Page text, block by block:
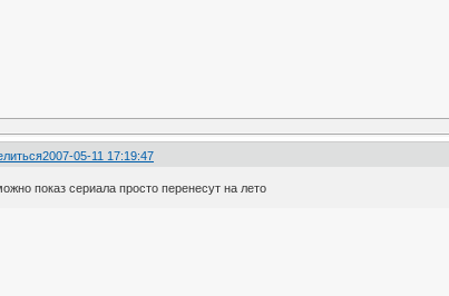
2007-05-11 17:19:47
показ сериала просто перенесут на лето